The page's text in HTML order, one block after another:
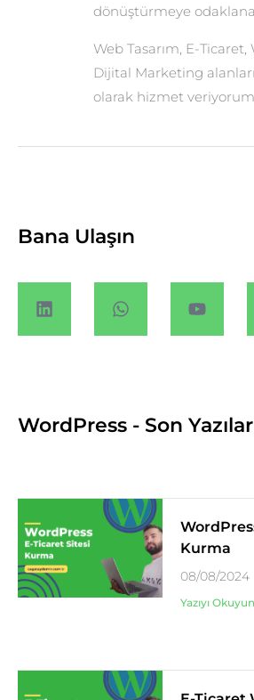
dönüştürmeye
Web Tasarım, E-Ticaret,
Dijital Marketing
olarak hizmet
Bana Ulaşın
WordPress - Son
Kurma
08/08/2024
Yazıyı